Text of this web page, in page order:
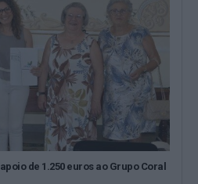
de 1.250 euros ao Grupo Coral